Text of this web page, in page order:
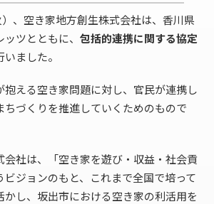
、空き家地方創生株式会社は、香川県
ツとともに、 包括的連携に関する協定
ました。
抱える空き家問題に対し、官民が連携し
ちづくりを推進していくためのもので
会社は、「空き家を遊び・収益・社会貢
ジョンのもと、これまで全国で培って
かし、坂出市における空き家の利活用を